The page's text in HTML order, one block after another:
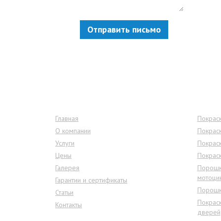
Отправить письмо
Главная
О компании
Услуги
Цены
Галерея
Гарантии и сертификаты
Статьи
Контакты
дверей